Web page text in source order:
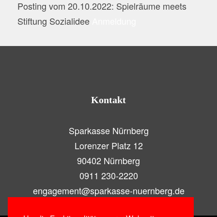
Posting vom 20.10.2022: Spielräume meets
Stiftung Sozialidee
Kontakt
Sparkasse Nürnberg
Lorenzer Platz 12
90402 Nürnberg
0911 230-2220
engagement@sparkasse-nuernberg.de